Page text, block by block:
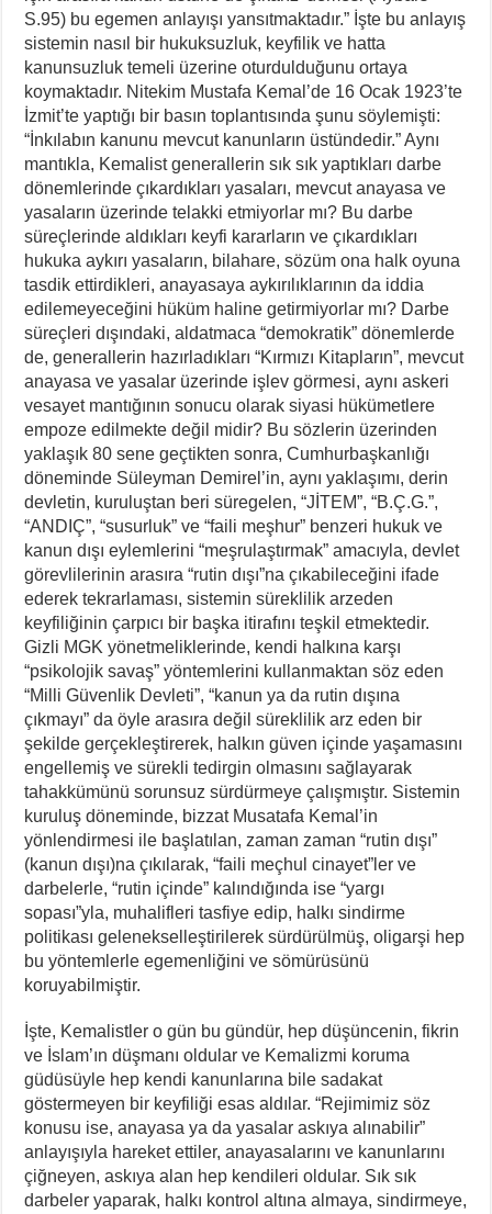
S.95) bu egemen anlayışı yansıtmaktadır.” İşte bu anlayış
sistemin nasıl bir hukuksuzluk, keyfilik ve hatta
kanunsuzluk temeli üzerine oturdulduğunu ortaya
koymaktadır. Nitekim Mustafa Kemal’de 16 Ocak 1923’te
İzmit’te yaptığı bir basın toplantısında şunu söylemişti:
“İnkılabın kanunu mevcut kanunların üstündedir.” Aynı
mantıkla, Kemalist generallerin sık sık yaptıkları darbe
dönemlerinde çıkardıkları yasaları, mevcut anayasa ve
yasaların üzerinde telakki etmiyorlar mı? Bu darbe
süreçlerinde aldıkları keyfi kararların ve çıkardıkları
hukuka aykırı yasaların, bilahare, sözüm ona halk oyuna
tasdik ettirdikleri, anayasaya aykırılıklarının da iddia
edilemeyeceğini hüküm haline getirmiyorlar mı? Darbe
süreçleri dışındaki, aldatmaca “demokratik” dönemlerde
de, generallerin hazırladıkları “Kırmızı Kitapların”, mevcut
anayasa ve yasalar üzerinde işlev görmesi, aynı askeri
vesayet mantığının sonucu olarak siyasi hükümetlere
empoze edilmekte değil midir? Bu sözlerin üzerinden
yaklaşık 80 sene geçtikten sonra, Cumhurbaşkanlığı
döneminde Süleyman Demirel’in, aynı yaklaşımı, derin
devletin, kuruluştan beri süregelen, “JİTEM”, “B.Ç.G.”,
“ANDIÇ”, “susurluk” ve “faili meşhur” benzeri hukuk ve
kanun dışı eylemlerini “meşrulaştırmak” amacıyla, devlet
görevlilerinin arasıra “rutin dışı”na çıkabileceğini ifade
ederek tekrarlaması, sistemin süreklilik arzeden
keyfiliğinin çarpıcı bir başka itirafını teşkil etmektedir.
Gizli MGK yönetmeliklerinde, kendi halkına karşı
“psikolojik savaş” yöntemlerini kullanmaktan söz eden
“Milli Güvenlik Devleti”, “kanun ya da rutin dışına
çıkmayı” da öyle arasıra değil süreklilik arz eden bir
şekilde gerçekleştirerek, halkın güven içinde yaşamasını
engellemiş ve sürekli tedirgin olmasını sağlayarak
tahakkümünü sorunsuz sürdürmeye çalışmıştır. Sistemin
kuruluş döneminde, bizzat Musatafa Kemal’in
yönlendirmesi ile başlatılan, zaman zaman “rutin dışı”
(kanun dışı)na çıkılarak, “faili meçhul cinayet”ler ve
darbelerle, “rutin içinde” kalındığında ise “yargı
sopası”yla, muhalifleri tasfiye edip, halkı sindirme
politikası gelenekselleştirilerek sürdürülmüş, oligarşi hep
bu yöntemlerle egemenliğini ve sömürüsünü
koruyabilmiştir.
İşte, Kemalistler o gün bu gündür, hep düşüncenin, fikrin
ve İslam’ın düşmanı oldular ve Kemalizmi koruma
güdüsüyle hep kendi kanunlarına bile sadakat
göstermeyen bir keyfiliği esas aldılar. “Rejimimiz söz
konusu ise, anayasa ya da yasalar askıya alınabilir”
anlayışıyla hareket ettiler, anayasalarını ve kanunlarını
çiğneyen, askıya alan hep kendileri oldular. Sık sık
darbeler yaparak, halkı kontrol altına almaya, sindirmeye,